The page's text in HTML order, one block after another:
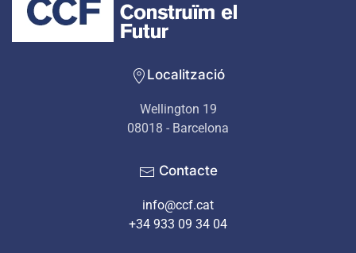
Localització
Wellington 19
08018 - Barcelona
Contacte
info@ccf.cat
+34 933 09 34 04